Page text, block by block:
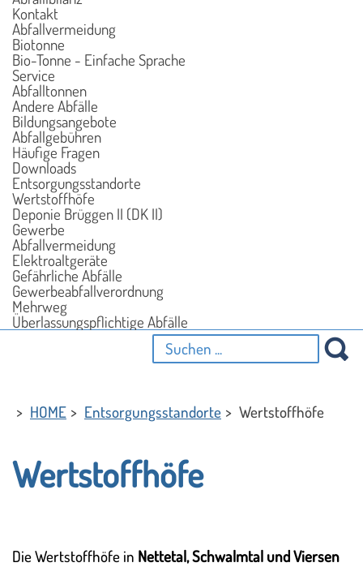
Kontakt
Abfallvermeidung
Biotonne
Bio-Tonne - Einfache Sprache
Service
Abfalltonnen
Andere Abfälle
Bildungsangebote
Abfallgebühren
Häufige Fragen
Downloads
Entsorgungsstandorte
Wertstoffhöfe
Deponie Brüggen II (DK II)
Gewerbe
Abfallvermeidung
Elektroaltgeräte
Gefährliche Abfälle
Gewerbeabfallverordnung
Mehrweg
Überlassungspflichtige Abfälle
HOME Entsorgungsstandorte Wertstoffhöfe
Wertstoffhöfe
Die Wertstoffhöfe in Nettetal, Schwalmtal und Viersen